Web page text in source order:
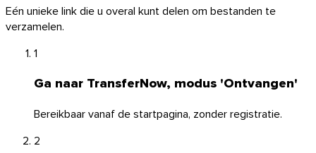
Windows
Eén unieke link die u overal kunt delen om bestanden te
verzamelen.
1
Ga naar TransferNow, modus 'Ontvangen'
Bereikbaar vanaf de startpagina, zonder registratie.
2